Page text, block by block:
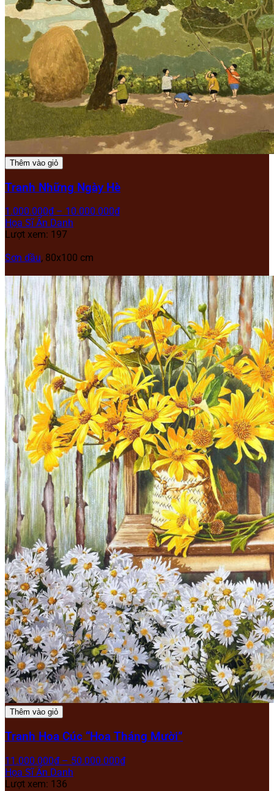
Thêm vào giỏ
Tranh Những Ngày Hè
1.000.000₫ – 10.000.000₫
Họa Sĩ Ẩn Danh
Lượt xem: 197
Sơn dầu, 80x100 cm
Thêm vào giỏ
Tranh Hoa Cúc “Hoa Tháng Mười”
11.000.000₫ – 50.000.000₫
Họa Sĩ Ẩn Danh
Lượt xem: 136